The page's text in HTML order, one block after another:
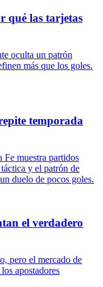
qué las tarjetas
oculta un patrón
más que los goles.
temporada
Fe muestra partidos
y el patrón de
duelo de pocos goles.
el verdadero
pero el mercado de
apostadores